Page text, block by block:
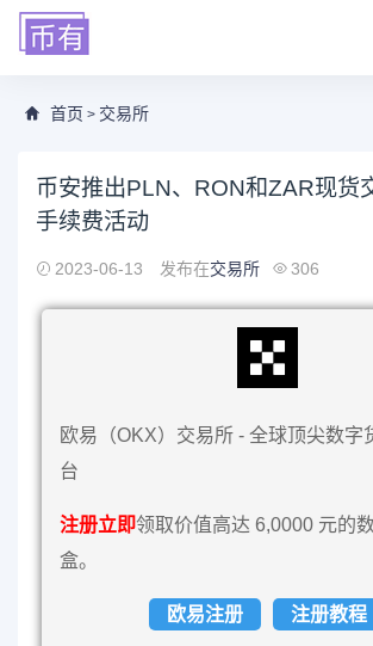
首页 > 交易所
币安推出PLN、RON和ZAR现货
手续费活动
2023-06-13 发布在交易所 306
欧易（OKX）交易所 - 全球顶尖数字
台
注册立即领取价值高达 6,0000 元的
盒。
欧易注册 注册教程